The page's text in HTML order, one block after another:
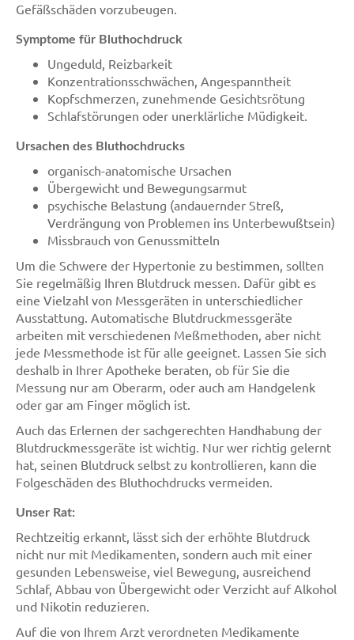
Gefäßschäden vorzubeugen.
Symptome für Bluthochdruck
Ungeduld, Reizbarkeit
Konzentrationsschwächen, Angespanntheit
Kopfschmerzen, zunehmende Gesichtsrötung
Schlafstörungen oder unerklärliche Müdigkeit.
Ursachen des Bluthochdrucks
organisch-anatomische Ursachen
Übergewicht und Bewegungsarmut
psychische Belastung (andauernder Streß,
Verdrängung von Problemen ins Unterbewußtsein)
Missbrauch von Genussmitteln
Um die Schwere der Hypertonie zu bestimmen, sollten
Sie regelmäßig Ihren Blutdruck messen. Dafür gibt es
eine Vielzahl von Messgeräten in unterschiedlicher
Ausstattung. Automatische Blutdruckmessgeräte
arbeiten mit verschiedenen Meßmethoden, aber nicht
jede Messmethode ist für alle geeignet. Lassen Sie sich
deshalb in Ihrer Apotheke beraten, ob für Sie die
Messung nur am Oberarm, oder auch am Handgelenk
oder gar am Finger möglich ist.
Auch das Erlernen der sachgerechten Handhabung der
Blutdruckmessgeräte ist wichtig. Nur wer richtig gelernt
hat, seinen Blutdruck selbst zu kontrollieren, kann die
Folgeschäden des Bluthochdrucks vermeiden.
Unser Rat:
Rechtzeitig erkannt, lässt sich der erhöhte Blutdruck
nicht nur mit Medikamenten, sondern auch mit einer
gesunden Lebensweise, viel Bewegung, ausreichend
Schlaf, Abbau von Übergewicht oder Verzicht auf Alkohol
und Nikotin reduzieren.
Auf die von Ihrem Arzt verordneten Medikamente